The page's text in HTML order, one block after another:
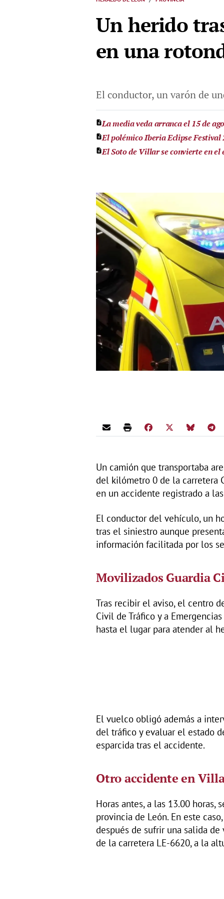
Un herido
en una
El conductor, un varón de
La media veda arranca el 15 de
El polémico Iberia Eclipse
El Soto de Villar se convierte en
Un camión que transportaba
del kilómetro 0 de la carretera
en un accidente registrado a
El conductor del vehículo, un
tras el siniestro aunque
información facilitada por los
Movilizados Guardia
Tras recibir el aviso, el centro
Civil de Tráfico y a
hasta el lugar para atender al
El vuelco obligó además a
del tráfico y evaluar el estado
esparcida tras el accidente.
Otro accidente en
Horas antes, a las 13.00
provincia de León. En este
después de sufrir una salida
de la carretera LE-6620, a la